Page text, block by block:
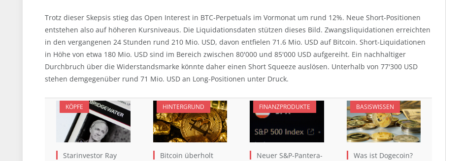
Trotz dieser Skepsis stieg das Open Interest in BTC-Perpetuals im Vormonat um rund 12%. Neue Short-Positionen
entstehen also auf höheren Kursniveaus. Die Liquidationsdaten stützen dieses Bild. Zwangsliquidationen erreichten
in den vergangenen 24 Stunden rund 210 Mio. USD, davon entfielen 71.6 Mio. USD auf Bitcoin. Short-Liquidationen
in Höhe von etwa 180 Mio. USD sind im Bereich zwischen 80'000 und 85'000 USD aufgereiht. Ein nachhaltiger
Durchbruch über die Widerstandsmarke könnte daher einen Short Squeeze auslösen. Unterhalb von 77'300 USD
stehen demgegenüber rund 71 Mio. USD an Long-Positionen unter Druck.
KÖPFE
Starinvestor Ray
HINTERGRUND
Bitcoin überholt
FINANZPRODUKTE
Neuer S&P-Pantera-
BASISWISSEN
Was ist Dogecoin?